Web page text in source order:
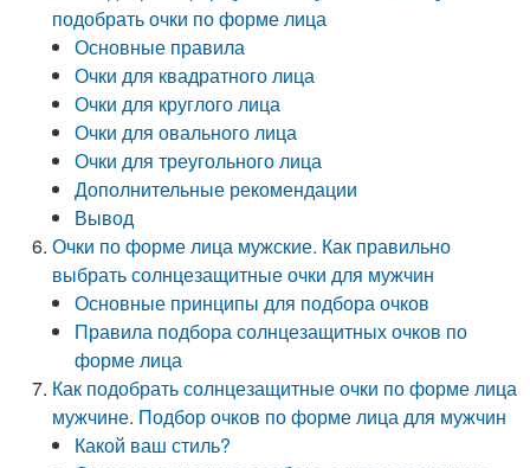
подобрать очки по форме лица
Основные правила
Очки для квадратного лица
Очки для круглого лица
Очки для овального лица
Очки для треугольного лица
Дополнительные рекомендации
Вывод
Очки по форме лица мужские. Как правильно
выбрать солнцезащитные очки для мужчин
Основные принципы для подбора очков
Правила подбора солнцезащитных очков по
форме лица
Как подобрать солнцезащитные очки по форме лица
мужчине. Подбор очков по форме лица для мужчин
Какой ваш стиль?